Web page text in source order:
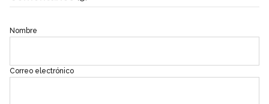
Nombre
Correo electrónico